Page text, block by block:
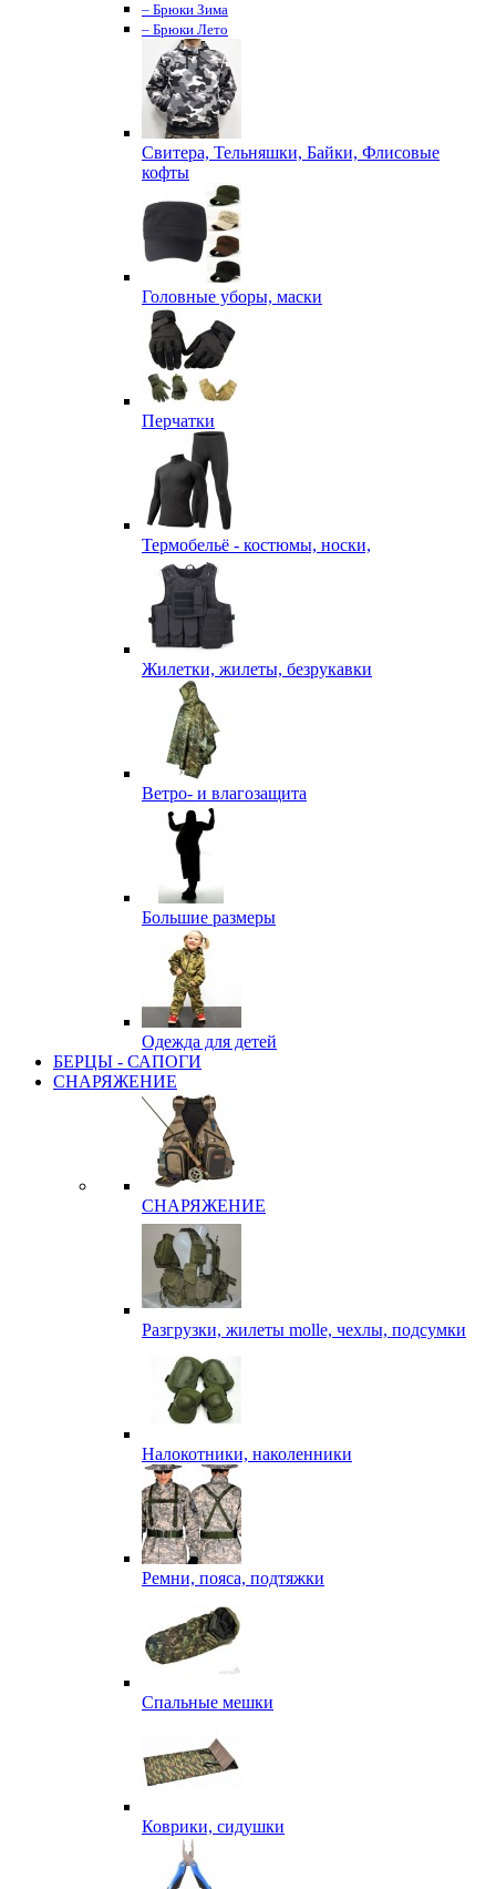
– Брюки Зима
– Брюки Лето
Свитера, Тельняшки, Байки, Флисовые
кофты
Головные уборы, маски
Перчатки
Термобельё - костюмы, носки,
Жилетки, жилеты, безрукавки
Ветро- и влагозащита
Большие размеры
Одежда для детей
БЕРЦЫ - САПОГИ
СНАРЯЖЕНИЕ
СНАРЯЖЕНИЕ
Разгрузки, жилеты molle, чехлы, подсумки
Налокотники, наколенники
Ремни, пояса, подтяжки
Спальные мешки
Коврики, сидушки